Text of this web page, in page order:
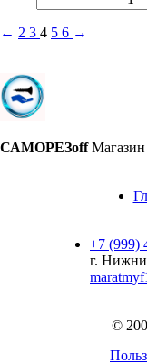
← 2 3 4 5 6 →
САМОРЕЗoff Магазин
+7 (999)
г.
©